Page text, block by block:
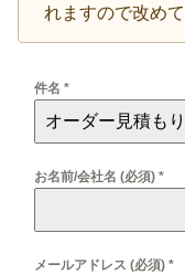
れますので改め
件名 *
お名前/会社名 (必須) *
メールアドレス (必須) *